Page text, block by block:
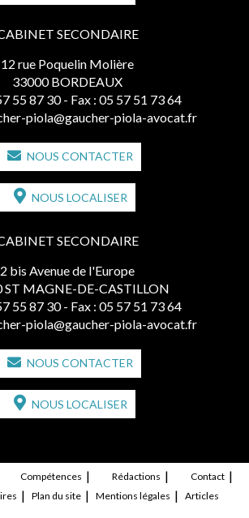
SECONDAIRE
12 rue Poquelin Molière
33000 BORDEAUX
55 87 30 - Fax : 05 57 51 73 64
piola@gaucher-piola-avocat.fr
NOUS CONTACTER
NOUS LOCALISER
SECONDAIRE
2 bis Avenue de l'Europe
ST MAGNE-DE-CASTILLON
55 87 30 - Fax : 05 57 51 73 64
piola@gaucher-piola-avocat.fr
NOUS CONTACTER
NOUS LOCALISER
Compétences Rédactions
Contact
Plan du site Mentions légales Articles